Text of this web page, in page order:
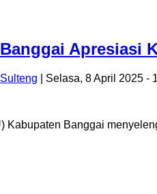
Apresiasi
Sulteng | Selasa, 8 April 2025 -
Banggai